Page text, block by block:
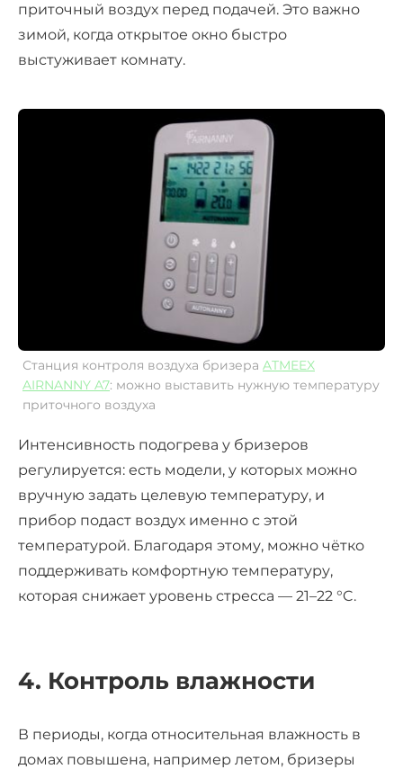
приточный воздух перед подачей. Это важно
зимой, когда открытое окно быстро
выстуживает комнату.
Станция контроля воздуха бризера ATMEEX
AIRNANNY A7: можно выставить нужную температуру
приточного воздуха
Интенсивность подогрева у бризеров
регулируется: есть модели, у которых можно
вручную задать целевую температуру, и
прибор подаст воздух именно с этой
температурой. Благодаря этому, можно чётко
поддерживать комфортную температуру,
которая снижает уровень стресса — 21–22 °C.
4. Контроль влажности
В периоды, когда относительная влажность в
домах повышена, например летом, бризеры